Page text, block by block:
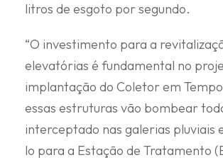
litros de esgoto por segundo.
“O investimento para a
elevatórias é fundamental no
implantação do Coletor em
essas estruturas vão bombear
interceptado nas galerias pluviais
lo para a Estação de Tratamento